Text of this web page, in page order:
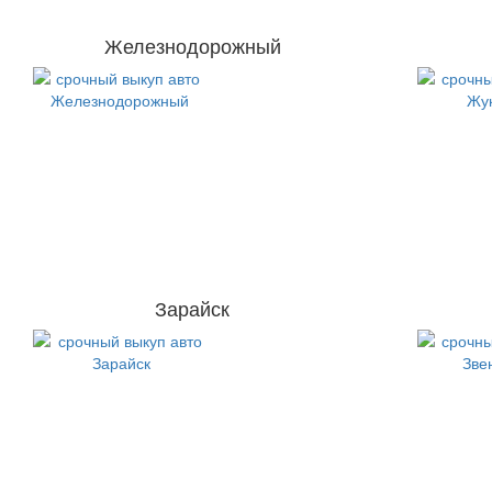
Железнодорожный
Зарайск